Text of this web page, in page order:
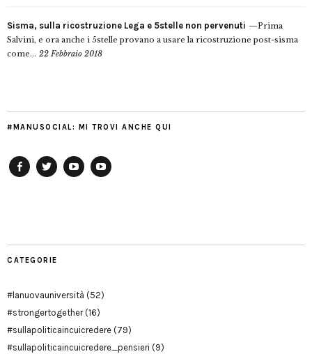
Sisma, sulla ricostruzione Lega e 5stelle non pervenuti
Prima
Salvini, e ora anche i 5stelle provano a usare la ricostruzione post-sisma
come... 22 Febbraio 2018
#MANUSOCIAL: MI TROVI ANCHE QUI
CATEGORIE
#lanuovauniversità (52)
#strongertogether(16)
#sullapoliticaincuicredere (79)
#sullapoliticaincuicredere_pensieri (9)